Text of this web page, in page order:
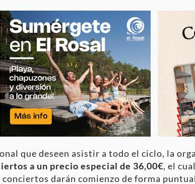
que deseen asistir a todo el ciclo, la
a un precio especial de 36,00€, el
darán comienzo de forma